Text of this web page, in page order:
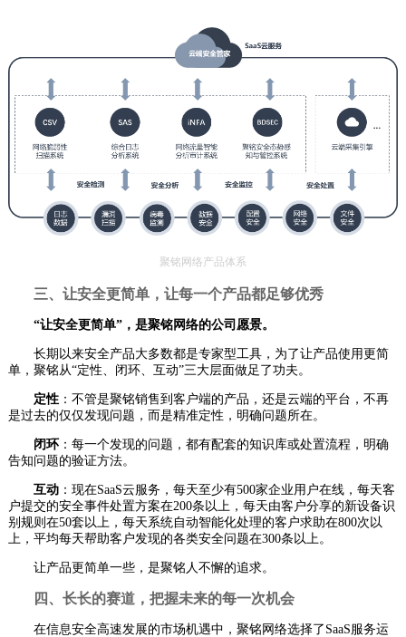
聚铭网络产品体系
三、让安全更简单，让每一个产品都足够优秀
“让安全更简单”，是聚铭网络的公司愿景。
长期以来安全产品大多数都是专家型工具，为了让产品使用更简
单，聚铭从“定性、闭环、互动”三大层面做足了功夫。
定性：不管是聚铭销售到客户端的产品，还是云端的平台，不再
是过去的仅仅发现问题，而是精准定性，明确问题所在。
闭环：每一个发现的问题，都有配套的知识库或处置流程，明确
告知问题的验证方法。
互动：现在SaaS云服务，每天至少有500家企业用户在线，每天客
户提交的安全事件处置方案在200条以上，每天由客户分享的新设备识
别规则在50套以上，每天系统自动智能化处理的客户求助在800次以
上，平均每天帮助客户发现的各类安全问题在300条以上。
让产品更简单一些，是聚铭人不懈的追求。
四、长长的赛道，把握未来的每一次机会
在信息安全高速发展的市场机遇中，聚铭网络选择了SaaS服务运